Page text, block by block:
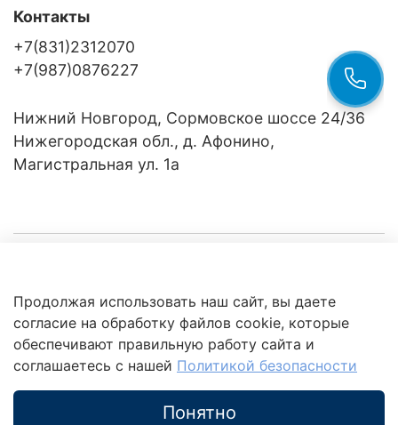
Клиентам
Это интересно
Контакты
+7(831)2312070
+7(987)0876227
Нижний Новгород, Сормовское шоссе 24/36
Нижегородская обл., д. Афонино,
Магистральная ул. 1а
Продолжая использовать наш сайт, вы даете
согласие на обработку файлов cookie, которые
обеспечивают правильную работу сайта и
соглашаетесь с нашей Политикой безопасности
Понятно
обработки